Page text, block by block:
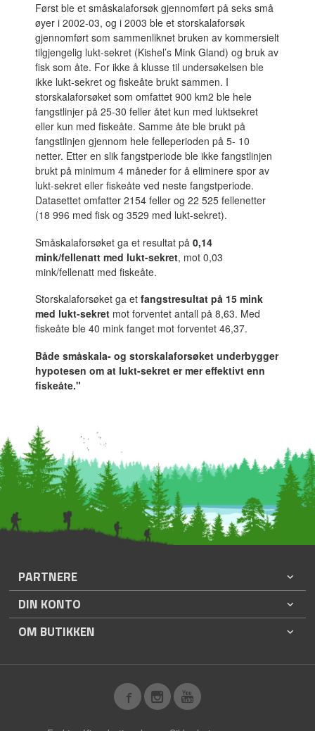
Først ble et småskalaforsøk gjennomført på seks små
øyer i 2002-03, og i 2003 ble et storskalaforsøk
gjennomført som sammenliknet bruken av kommersielt
tilgjengelig lukt-sekret (Kishel’s Mink Gland) og bruk av
fisk som åte. For ikke å klusse til undersøkelsen ble
ikke lukt-sekret og fiskeåte brukt sammen. I
storskalaforsøket som omfattet 900 km2 ble hele
fangstlinjer på 25-30 feller åtet kun med luktsekret
eller kun med fiskeåte. Samme åte ble brukt på
fangstlinjen gjennom hele felleperioden på 5- 10
netter. Etter en slik fangstperiode ble ikke fangstlinjen
brukt på minimum 4 måneder for å eliminere spor av
lukt-sekret eller fiskeåte ved neste fangstperiode.
Datasettet omfatter 2154 feller og 22 525 fellenetter
(18 996 med fisk og 3529 med lukt-sekret).
Småskalaforsøket ga et resultat på0,14
mink/fellenatt med lukt-sekret, mot 0,03
mink/fellenatt med fiskeåte.
Storskalaforsøket ga etfangstresultat på 15 mink
med lukt-sekret mot forventet antall på 8,63. Med
fiskeåte ble 40 mink fanget mot forventet 46,37.
Både småskala- og storskalaforsøket underbygger
hypotesen om at lukt-sekret er mer effektivt enn
fiskeåte."
PARTNERE
DIN KONTO
OM BUTIKKEN